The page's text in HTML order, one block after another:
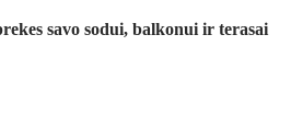
savo sodui, balkonui ir terasai